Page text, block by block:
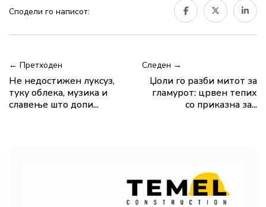
Сподели го написот:
← Претходен
Не недостижен луксуз,
туку облека, музика и
славење што допи...
Следен →
Џоли го разби митот за
гламурот: црвен тепих
со приказна за...